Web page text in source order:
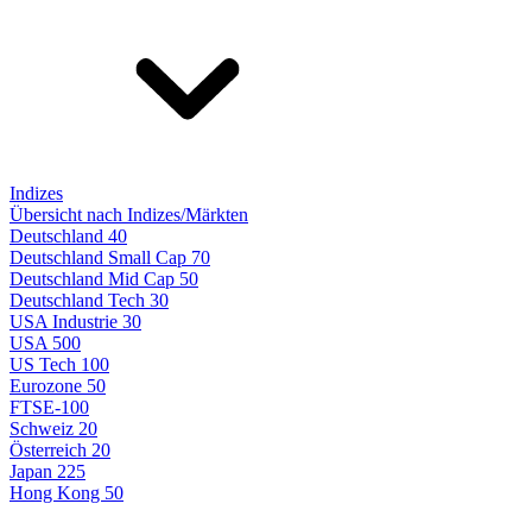
Indizes
Übersicht nach Indizes/Märkten
Deutschland 40
Deutschland Small Cap 70
Deutschland Mid Cap 50
Deutschland Tech 30
USA Industrie 30
USA 500
US Tech 100
Eurozone 50
FTSE-100
Schweiz 20
Österreich 20
Japan 225
Hong Kong 50